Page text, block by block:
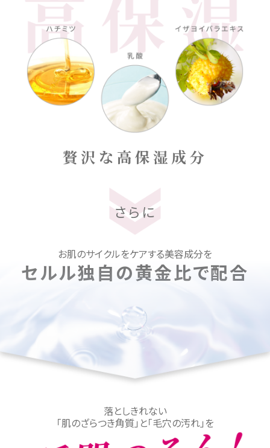
贅沢な高保湿成分
さらに
お肌のサイクルをケアする美容成分を
セルル独自の黄金比で配合
落としきれない
「肌のざらつき角質」と「毛穴の汚れ」を